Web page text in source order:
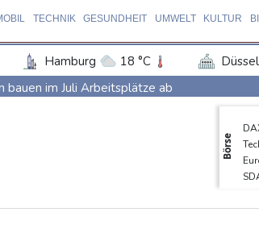
TECHNIK GESUNDHEIT UMWELT KULTUR
Hamburg 18 °C
21 °C Leipzig
Bremen
bauen im Juli Arbeitsplätze ab
Cannabisplantage mit mehr als 900 Pflanzen
N70 und N90 erhöhen den Druck auf
vermuten russische Kampagne hinter
bei Frankreich-Besuch Missbrauchsopfer
Börse